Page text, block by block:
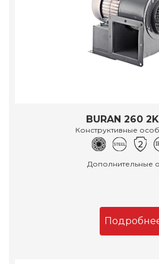
BURAN 260
Конструктивные
Дополнительные